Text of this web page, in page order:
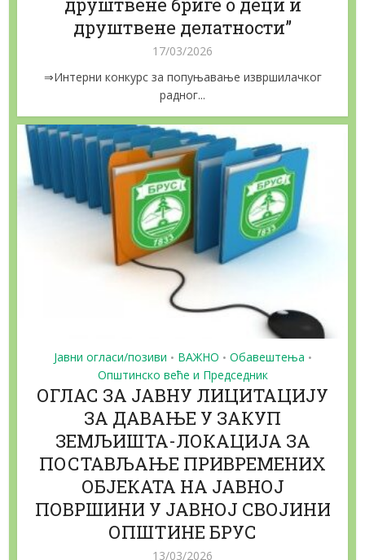
друштвене делатности”
17/03/2026
⇒Интерни конкурс за попуњавање извршилачког
радног...
Јавни огласи/позиви • ВАЖНО • Обавештења •
Општинско веће и Председник
ОГЛАС ЗА ЈАВНУ ЛИЦИТАЦИЈУ
ЗА ДАВАЊЕ У ЗАКУП
ЗЕМЉИШТА-ЛОКАЦИЈА ЗА
ПОСТАВЉАЊЕ ПРИВРЕМЕНИХ
ОБЈЕКАТА НА ЈАВНОЈ
ПОВРШИНИ У ЈАВНОЈ СВОЈИНИ
ОПШТИНЕ БРУС
13/03/2026